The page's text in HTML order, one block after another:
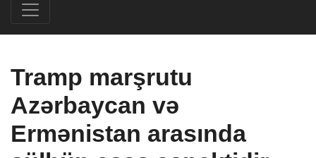
Tramp marşrutu
Azərbaycan və
Ermənistan arasında